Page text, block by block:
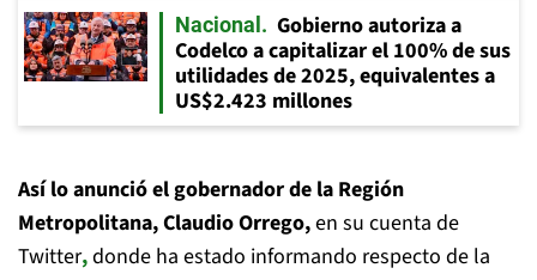
Nacional
Gobierno autoriza a
Codelco a capitalizar el 100% de sus
utilidades de 2025, equivalentes a
US$2.423 millones
Así lo anunció el gobernador de la Región
Metropolitana, Claudio Orrego,en su cuenta de
Twitter,donde ha estado informando respecto de la